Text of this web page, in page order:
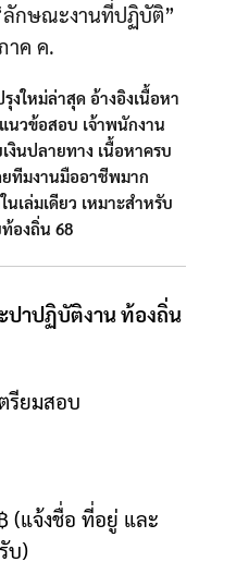
ลักษณะงานที่ปฏิบัติ”
าค ค.
ใหม่ล่าสุด อ้างอิงเนื้อหา
นวข้อสอบ เจ้าพนักงาน
งินปลายทาง เนื้อหาครบ
ยทีมงานมืออาชีพมาก
เล่มเดียว เหมาะสำหรับ
องถิ่น 68
ปาปฏิบัติงาน ท้องถิ่น
รียมสอบ
(แจ้งชื่อ ที่อยู่ และ
บ)